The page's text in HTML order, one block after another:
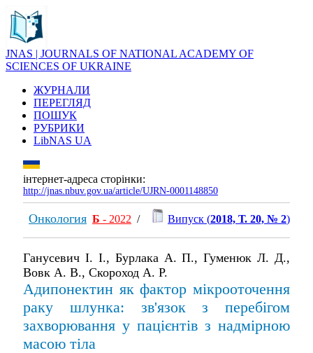
JNAS | JOURNALS OF NATIONAL ACADEMY OF
SCIENCES OF UKRAINE
ЖУРНАЛИ
ПЕРЕГЛЯД
ПОШУК
РУБРИКИ
LibNAS UA
інтернет-адреса сторінки:
http://jnas.nbuv.gov.ua/article/UJRN-0001148850
Онкология Б - 2022 / Випуск (2018, Т. 20, № 2)
Ганусевич І. І., Бурлака А. П., Гуменюк Л. Д.,
Вовк А. В., Скороход А. Р.
Адипонектин як фактор мікрооточення
раку шлунка: зв'язок з перебігом
захворювання у пацієнтів з надмірною
масою тіла